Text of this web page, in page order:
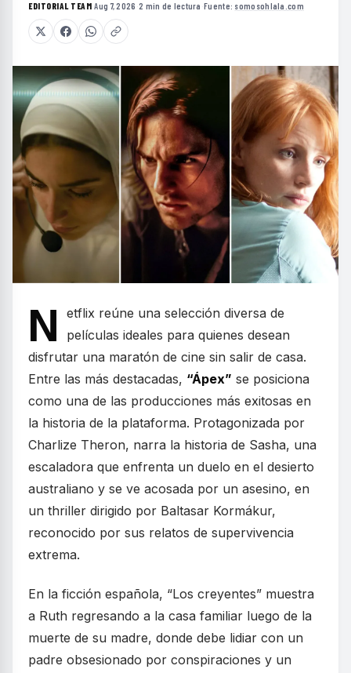
EDITORIAL TEAM·Aug 7, 2026 ·2 min de lectura ·Fuente: somosohlala.com
N
etflix reúne una selección diversa de
películas ideales para quienes desean
disfrutar una maratón de cine sin salir de casa.
Entre las más destacadas, “Ápex” se posiciona
como una de las producciones más exitosas en
la historia de la plataforma. Protagonizada por
Charlize Theron, narra la historia de Sasha, una
escaladora que enfrenta un duelo en el desierto
australiano y se ve acosada por un asesino, en
un thriller dirigido por Baltasar Kormákur,
reconocido por sus relatos de supervivencia
extrema.
En la ficción española, “Los creyentes” muestra
a Ruth regresando a la casa familiar luego de la
muerte de su madre, donde debe lidiar con un
padre obsesionado por conspiraciones y un